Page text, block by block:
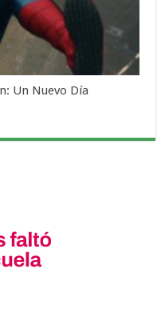
Un Nuevo Día